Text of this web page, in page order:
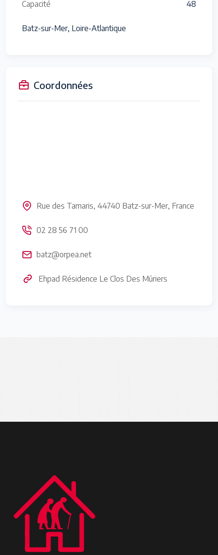
Capacité 48
Batz-sur-Mer, Loire-Atlantique
Coordonnées
Rue des Tamaris, 44740 Batz-sur-Mer, France
02 28 56 71 00
batz@orpea.net
Ehpad Résidence Le Clos Des Mûriers